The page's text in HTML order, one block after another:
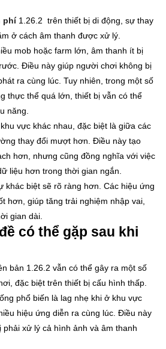
phí1.26.2 trên thiết bị di động, sự thay
ở cách âm thanh được xử lý.
mob hoặc farm lớn, âm thanh ít bị
Điều này giúp người chơi không bị
ra cùng lúc. Tuy nhiên, trong một số
thực thể quá lớn, thiết bị vẫn có thể
năng.
vực khác nhau, đặc biệt là giữa các
thay đổi mượt hơn. Điều này tạo
hơn, nhưng cũng đồng nghĩa với việc
liệu hơn trong thời gian ngắn.
khác biệt sẽ rõ ràng hơn. Các hiệu ứng
hơn, giúp tăng trải nghiệm nhập vai,
gian dài.
có thể gặp sau khi
bản 1.26.2 vẫn có thể gây ra một số
đặc biệt trên thiết bị cấu hình thấp.
phổ biến là lag nhẹ khi ở khu vực
hiệu ứng diễn ra cùng lúc. Điều này
xử lý cả hình ảnh và âm thanh